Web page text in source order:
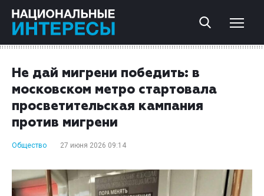
Не дай мигрени победить: в
московском метро стартовала
просветительская кампания
против мигрени
Общество 27 июня 2026 09:14